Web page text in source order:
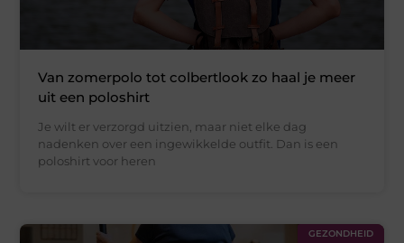
Van zomerpolo tot colbertlook zo haal je meer
uit een poloshirt
Je wilt er verzorgd uitzien, maar niet elke dag
nadenken over een ingewikkelde outfit. Dan is een
poloshirt voor heren
GEZONDHEID